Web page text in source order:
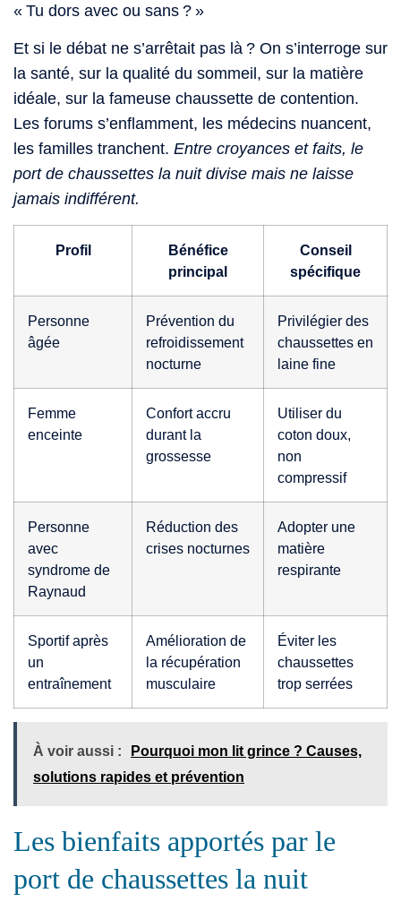
« Tu dors avec ou sans ? »
Et si le débat ne s’arrêtait pas là ? On s’interroge sur
la santé, sur la qualité du sommeil, sur la matière
idéale, sur la fameuse chaussette de contention.
Les forums s’enflamment, les médecins nuancent,
les familles tranchent. Entre croyances et faits, le
port de chaussettes la nuit divise mais ne laisse
jamais indifférent.
Profil
Bénéfice
principal
Conseil
spécifique
Personne
âgée
Prévention du
refroidissement
nocturne
Privilégier des
chaussettes en
laine fine
Femme
enceinte
Confort accru
durant la
grossesse
Utiliser du
coton doux,
non
compressif
Personne
avec
syndrome de
Raynaud
Réduction des
crises nocturnes
Adopter une
matière
respirante
Sportif après
un
entraînement
Amélioration de
la récupération
musculaire
Éviter les
chaussettes
trop serrées
À voir aussi :
Pourquoi mon lit grince ? Causes,
solutions rapides et prévention
Les bienfaits apportés par le
port de chaussettes la nuit